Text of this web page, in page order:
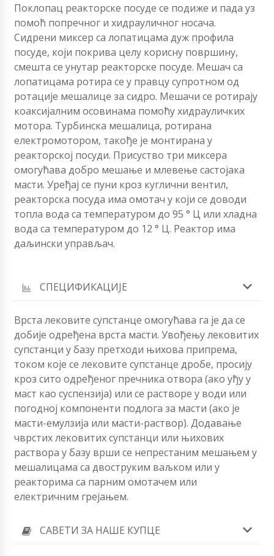
Поклопац реакторске посуде се подиже и пада уз
помоћ попречног и хидрауличног носача.
Сидрени миксер са лопатицама дуж профила
посуде, који покрива целу корисну површину,
смешта се унутар реакторске посуде. Мешач са
лопатицама ротира се у правцу супротном од
ротације мешалице за сидро. Мешачи се ротирају
коаксијалним осовинама помоћу хидрауличких
мотора. Турбинска мешалица, ротирана
електромотором, такође је монтирана у
реакторској посуди. Присуство три миксера
омогућава добро мешање и млевење састојака
масти. Уређај се пуни кроз куглични вентил,
реакторска посуда има омотач у који се доводи
топла вода са температуром до 95 ° Ц или хладна
вода са температуром до 12 ° Ц. Реактор има
даљински управљач.
СПЕЦИФИКАЦИЈЕ
Врста лековите супстанце омогућава га је да се
добије одређена врста масти. Увођењу лековитих
супстанци у базу претходи њихова припрема,
током које се лековите супстанце дробе, просију
кроз сито одређеног пречника отвора (ако уђу у
маст као суспензија) или се растворе у води или
погодној компоненти подлога за масти (ако је
масти-емулзија или масти-раствор). Додавање
чврстих лековитих супстанци или њихових
раствора у базу врши се непрестаним мешањем у
мешалицама са двоструким ваљком или у
реакторима са парним омотачем или
електричним грејањем.
САВЕТИ ЗА НАШЕ КУПЦЕ